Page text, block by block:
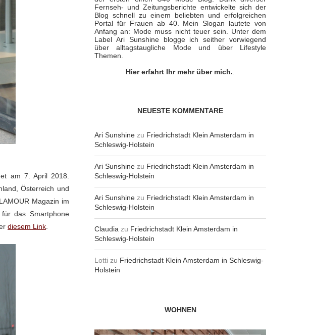
am 7. April 2018.
Österreich und
Magazin im
das Smartphone
diesem Link
Fernseh- und Zeitungsberichte entwickelte sich der
Blog schnell zu einem beliebten und erfolgreichen
Portal für Frauen ab 40. Mein Slogan lautete von
Anfang an: Mode muss nicht teuer sein. Unter dem
Label Ari Sunshine blogge ich seither vorwiegend
über alltagstaugliche Mode und über Lifestyle
Themen.
Hier erfahrt Ihr mehr über mich..
NEUESTE KOMMENTARE
Ari Sunshine zu Friedrichstadt Klein Amsterdam in
Schleswig-Holstein
Ari Sunshine zu Friedrichstadt Klein Amsterdam in
Schleswig-Holstein
Ari Sunshine zu Friedrichstadt Klein Amsterdam in
Schleswig-Holstein
Claudia zu Friedrichstadt Klein Amsterdam in
Schleswig-Holstein
Lotti zu Friedrichstadt Klein Amsterdam in Schleswig-
Holstein
WOHNEN